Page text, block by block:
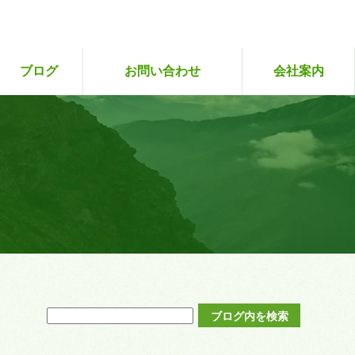
ブログ
ツアーレポート
専攻販売状況（企
お客さまの声
お問い合わせ
ツアー予約
初めての方
２回目～
ツアーにご参加いただいた皆さまへ
会社案内
旅行業約款
サイト・プライバシーポ